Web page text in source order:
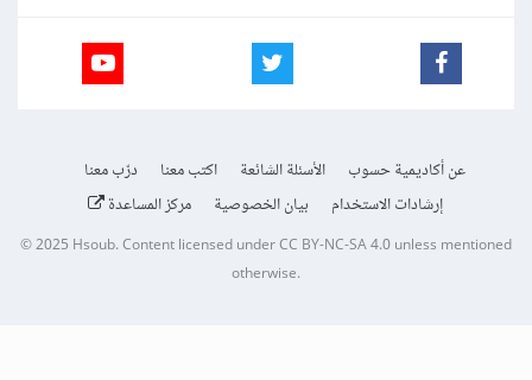
عن أكاديمية حسوب الأسئلة الشائعة اكتب معنا
درّب معنا
إرشادات الاستخدام
بيان الخصوصية مركز المساعدة
© 2025 Hsoub.Content licensed underCC BY-NC-SA 4.0unless mentioned
otherwise.